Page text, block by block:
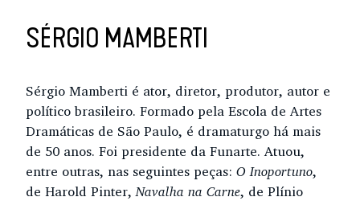
SÉRGIO MAMBERTI
Sérgio Mamberti é ator, diretor, produtor, autor e
político brasileiro. Formado pela Escola de Artes
Dramáticas de São Paulo, é dramaturgo há mais
de 50 anos. Foi presidente da Funarte. Atuou,
entre outras, nas seguintes peças: O Inoportuno,
de Harold Pinter,Navalha na Carne, de Plínio